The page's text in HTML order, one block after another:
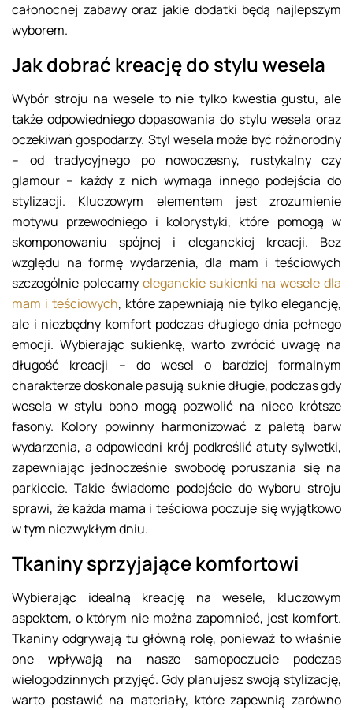
całonocnej zabawy oraz jakie dodatki będą najlepszym
wyborem.
Jak dobrać kreację do stylu wesela
Wybór stroju na wesele to nie tylko kwestia gustu, ale
także odpowiedniego dopasowania do stylu wesela oraz
oczekiwań gospodarzy. Styl wesela może być różnorodny
– od tradycyjnego po nowoczesny, rustykalny czy
glamour – każdy z nich wymaga innego podejścia do
stylizacji. Kluczowym elementem jest zrozumienie
motywu przewodniego i kolorystyki, które pomogą w
skomponowaniu spójnej i eleganckiej kreacji. Bez
względu na formę wydarzenia, dla mam i teściowych
szczególnie polecamy eleganckie sukienki na wesele dla
mam i teściowych, które zapewniają nie tylko elegancję,
ale i niezbędny komfort podczas długiego dnia pełnego
emocji. Wybierając sukienkę, warto zwrócić uwagę na
długość kreacji – do wesel o bardziej formalnym
charakterze doskonale pasują suknie długie, podczas gdy
wesela w stylu boho mogą pozwolić na nieco krótsze
fasony. Kolory powinny harmonizować z paletą barw
wydarzenia, a odpowiedni krój podkreślić atuty sylwetki,
zapewniając jednocześnie swobodę poruszania się na
parkiecie. Takie świadome podejście do wyboru stroju
sprawi, że każda mama i teściowa poczuje się wyjątkowo
w tym niezwykłym dniu.
Tkaniny sprzyjające komfortowi
Wybierając idealną kreację na wesele, kluczowym
aspektem, o którym nie można zapomnieć, jest komfort.
Tkaniny odgrywają tu główną rolę, ponieważ to właśnie
one wpływają na nasze samopoczucie podczas
wielogodzinnych przyjęć. Gdy planujesz swoją stylizację,
warto postawić na materiały, które zapewnią zarówno